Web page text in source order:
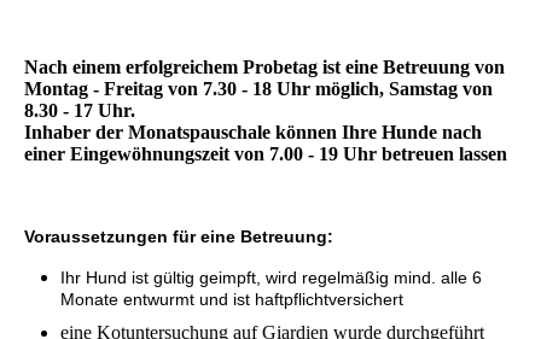
Nach einem erfolgreichem Probetag ist eine Betreuung von
Montag - Freitag von 7.30 - 18 Uhr möglich, Samstag von
8.30 - 17 Uhr.
Inhaber der Monatspauschale können Ihre Hunde nach
einer Eingewöhnungszeit von 7.00 - 19 Uhr betreuen lassen
Voraussetzungen für eine Betreuung:
Ihr Hund ist gültig geimpft, wird regelmäßig mind. alle 6
Monate entwurmt und ist haftpflichtversichert
eine Kotuntersuchung auf Giardien wurde durchgeführt